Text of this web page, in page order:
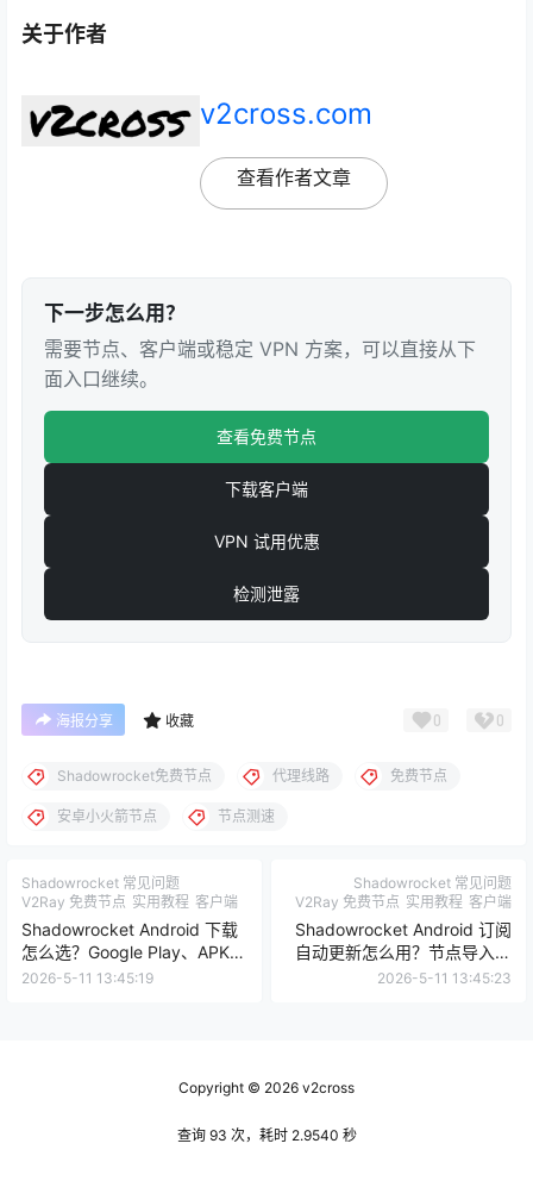
关于作者
v2cross.com
查看作者文章
下一步怎么用？
需要节点、客户端或稳定 VPN 方案，可以直接从下
面入口继续。
查看免费节点
下载客户端
VPN 试用优惠
检测泄露
海报分享 收藏 0 0
Shadowrocket免费节点 代理线路 免费节点
安卓小火箭节点 节点测速
Shadowrocket 常见问题
V2Ray 免费节点 实用教程 客户端
Shadowrocket Android 下载
怎么选？Google Play、APK
和安全检查
2026-5-11 13:45:19
Shadowrocket 常见问题
V2Ray 免费节点 实用教程 客户端
Shadowrocket Android 订阅
自动更新怎么用？节点导入和
刷新教程
2026-5-11 13:45:23
Copyright © 2026 v2cross
查询 93 次，耗时 2.9540 秒